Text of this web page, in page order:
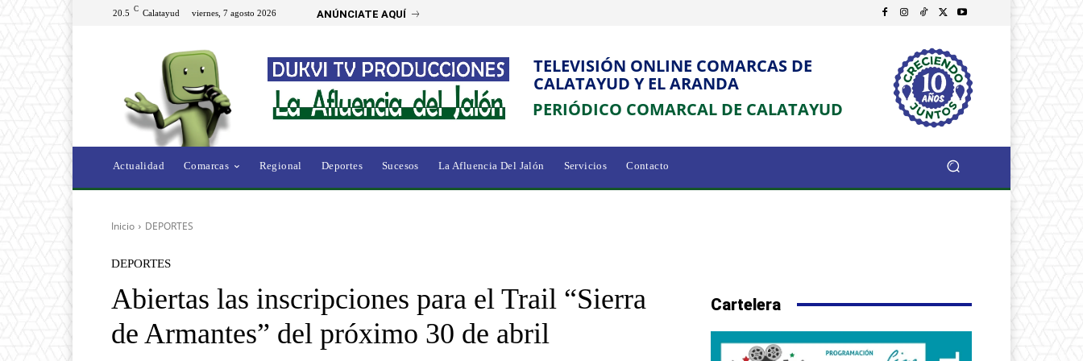
20.5 C Calatayud viernes, 7 agosto 2026 ANÚNCIATE AQUÍ
TELEVISIÓN ONLINE COMARCAS DE
CALATAYUD Y EL ARANDA
PERIÓDICO COMARCAL DE CALATAYUD
Actualidad Comarcas Regional Deportes Sucesos La Afluencia Del Jalón Servicios Contacto
Inicio DEPORTES
DEPORTES
Abiertas las inscripciones para el Trail “Sierra
de Armantes” del próximo 30 de abril
Cartelera